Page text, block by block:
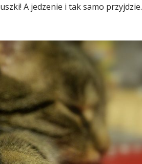
A jedzenie i tak samo przyjdzie.